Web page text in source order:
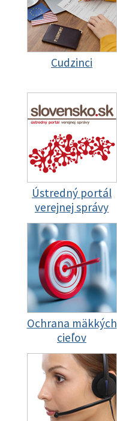
Cudzinci
Ústredný portál
verejnej správy
Ochrana mäkkých
cieľov